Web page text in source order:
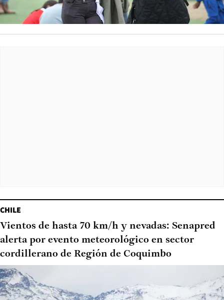
CHILE
Vientos de hasta 70 km/h y nevadas: Senapred
alerta por evento meteorológico en sector
cordillerano de Región de Coquimbo